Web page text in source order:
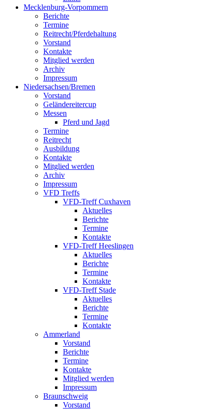
Mecklenburg-Vorpommern
Berichte
Termine
Reitrecht/Pferdehaltung
Vorstand
Kontakte
Mitglied werden
Archiv
Impressum
Niedersachsen/Bremen
Vorstand
Geländereitercup
Messen
Pferd und Jagd
Termine
Reitrecht
Ausbildung
Kontakte
Mitglied werden
Archiv
Impressum
VFD Treffs
VFD-Treff Cuxhaven
Aktuelles
Berichte
Termine
Kontakte
VFD-Treff Heeslingen
Aktuelles
Berichte
Termine
Kontakte
VFD-Treff Stade
Aktuelles
Berichte
Termine
Kontakte
Ammerland
Vorstand
Berichte
Termine
Kontakte
Mitglied werden
Impressum
Braunschweig
Vorstand